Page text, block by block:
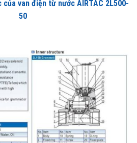
van điện từ nước AIRTAC 2L500-
50